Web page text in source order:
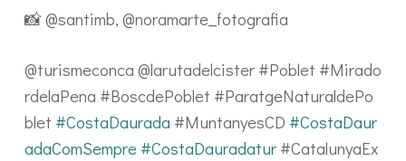
📸 @santimb, @noramarte_fotografia
@turismeconca @larutadelcister #Poblet #Mirado
rdelaPena #BoscdePoblet #ParatgeNaturaldePo
blet #CostaDaurada #MuntanyesCD #CostaDaur
adaComSempre #CostaDauradatur #CatalunyaEx